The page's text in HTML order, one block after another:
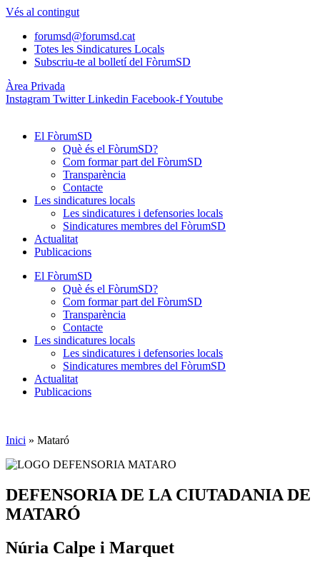
Vés al contingut
forumsd@forumsd.cat
Totes les Sindicatures Locals
Subscriu-te al bolletí del FòrumSD
Àrea Privada
Instagram Twitter Linkedin Facebook-fYoutube
El FòrumSD
Què és el FòrumSD?
Com formar part del FòrumSD
Transparència
Contacte
Les sindicatures locals
Les sindicatures i defensories locals
Sindicatures membres del FòrumSD
Actualitat
Publicacions
El FòrumSD
Què és el FòrumSD?
Com formar part del FòrumSD
Transparència
Contacte
Les sindicatures locals
Les sindicatures i defensories locals
Sindicatures membres del FòrumSD
Actualitat
Publicacions
Inici » Mataró
DEFENSORIA DE LA CIUTADANIA DE
MATARÓ
Núria Calpe i Marquet